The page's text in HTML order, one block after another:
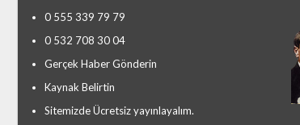
0 555 339 79 79
0 532 708 30 04
Gerçek Haber Gönderin
Kaynak Belirtin
Sitemizde Ücretsiz yayınlayalım.